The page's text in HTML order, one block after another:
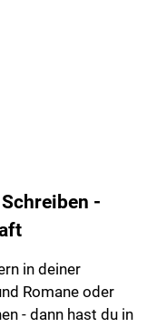
-
in deiner
Romane oder
- dann hast du in